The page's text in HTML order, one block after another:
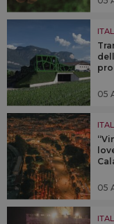
05
05